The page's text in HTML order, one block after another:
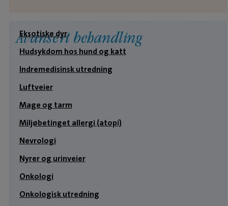
Avansert behandling
Eksotiske dyr
Hudsykdom hos hund og katt
Indremedisinsk utredning
Luftveier
Mage og tarm
Miljøbetinget allergi (atopi)
Nevrologi
Nyrer og urinveier
Onkologi
Onkologisk utredning